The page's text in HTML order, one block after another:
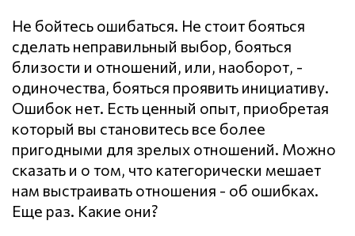
Не бойтесь ошибаться. Не стоит бояться
сделать неправильный выбор, бояться
близости и отношений, или, наоборот, -
одиночества, бояться проявить инициативу.
Ошибок нет. Есть ценный опыт, приобретая
который вы становитесь все более
пригодными для зрелых отношений. Можно
сказать и о том, что категорически мешает
нам выстраивать отношения - об ошибках.
Еще раз. Какие они?